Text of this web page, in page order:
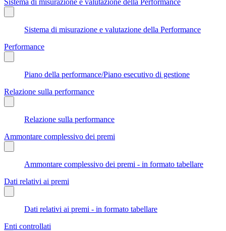
Sistema di misurazione e valutazione della Performance
Performance
Piano della performance/Piano esecutivo di gestione
Relazione sulla performance
Relazione sulla performance
Ammontare complessivo dei premi
Ammontare complessivo dei premi - in formato tabellare
Dati relativi ai premi
Dati relativi ai premi - in formato tabellare
Enti controllati